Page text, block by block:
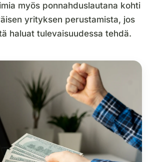
myös ponnahduslautana kohti
yrityksen perustamista, jos
haluat tulevaisuudessa tehdä.